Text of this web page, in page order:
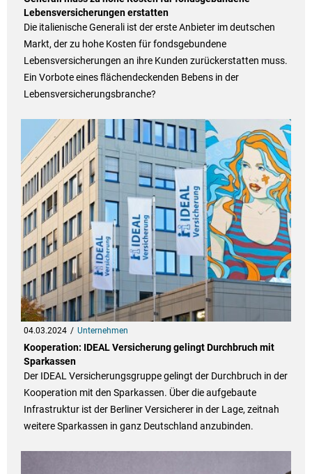
Lebensversicherungen erstatten
Die italienische Generali ist der erste Anbieter im deutschen
Markt, der zu hohe Kosten für fondsgebundene
Lebensversicherungen an ihre Kunden zurückerstatten muss.
Ein Vorbote eines flächendeckenden Bebens in der
Lebensversicherungsbranche?
04.03.2024 Unternehmen
Kooperation: IDEAL Versicherung gelingt Durchbruch mit
Sparkassen
Der IDEAL Versicherungsgruppe gelingt der Durchbruch in der
Kooperation mit den Sparkassen. Über die aufgebaute
Infrastruktur ist der Berliner Versicherer in der Lage, zeitnah
weitere Sparkassen in ganz Deutschland anzubinden.